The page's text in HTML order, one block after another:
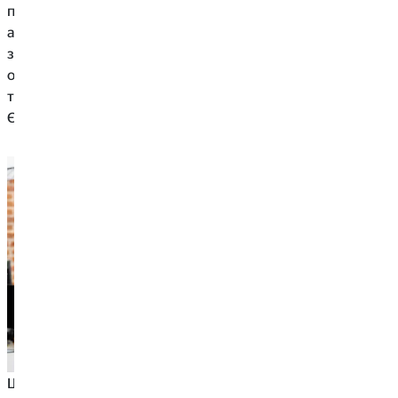
професіями з низькою заробітною платою та в
аналогічних «бюджетних» галузях. По-друге, рідше
займають керівні посади: навіть жінки-менеджери
отримують у середньому лише 77 % заробітної плати від
тієї, що отримують чоловіки на аналогічній посаді у
Європі.
Щоб привернути увагу до гендерного розриву в оплаті